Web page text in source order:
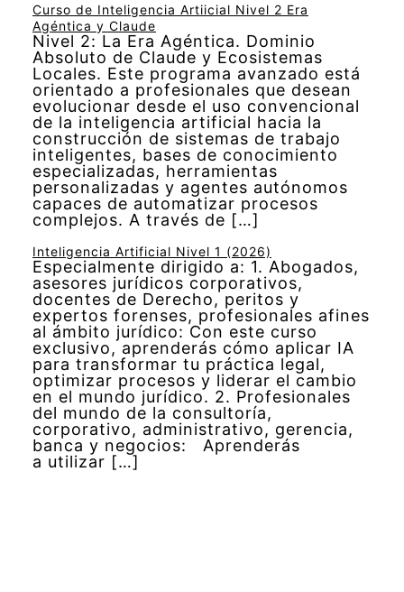
Curso de Inteligencia Artiicial Nivel 2 Era
Agéntica y Claude
Nivel 2: La Era Agéntica. Dominio
Absoluto de Claude y Ecosistemas
Locales. Este programa avanzado está
orientado a profesionales que desean
evolucionar desde el uso convencional
de la inteligencia artificial hacia la
construcción de sistemas de trabajo
inteligentes, bases de conocimiento
especializadas, herramientas
personalizadas y agentes autónomos
capaces de automatizar procesos
complejos. A través de […]
Inteligencia Artificial Nivel 1 (2026)
Especialmente dirigido a: 1. Abogados,
asesores jurídicos corporativos,
docentes de Derecho, peritos y
expertos forenses, profesionales afines
al ámbito jurídico: Con este curso
exclusivo, aprenderás cómo aplicar IA
para transformar tu práctica legal,
optimizar procesos y liderar el cambio
en el mundo jurídico. 2. Profesionales
del mundo de la consultoría,
corporativo, administrativo, gerencia,
banca y negocios: Aprenderás
a utilizar […]